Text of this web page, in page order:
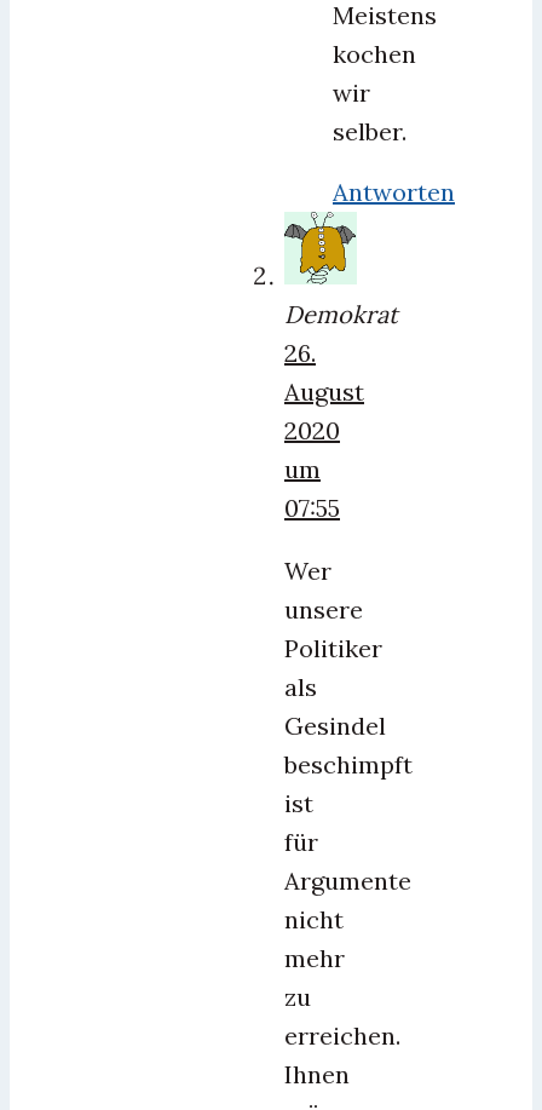
Meistens
kochen
wir
selber.
Antworten
Demokrat
26.
August
2020
um
07:55
Wer
unsere
Politiker
als
Gesindel
beschimpft
ist
für
Argumente
nicht
mehr
zu
erreichen.
Ihnen